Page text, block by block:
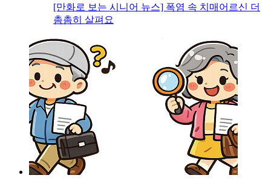
[만화로 보는 시니어 뉴스] 폭염 속 치매어르신 더
촘촘히 살펴요